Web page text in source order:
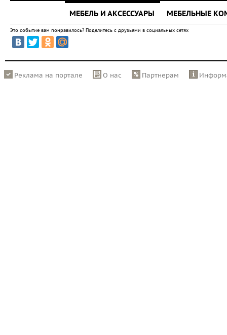
МЕБЕЛЬ И АКСЕССУАРЫ МЕБЕЛЬНЫЕ
Это событие вам понравилось? Поделитесь с друзьями в социальных сетях
Реклама на портале О нас Партнерам